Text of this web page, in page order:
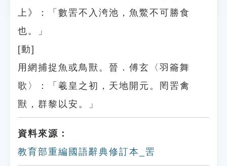
上》：「數罟不入洿池，魚鱉不可勝食
也。」
[動]
用網捕捉魚或鳥獸。晉．傅玄〈羽籥舞
歌〉：「羲皇之初，天地開元。罔罟禽
獸，群黎以安。」
資料來源：
教育部重編國語辭典修訂本_罟